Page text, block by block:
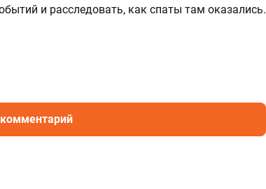
и расследовать, как спаты там оказались.